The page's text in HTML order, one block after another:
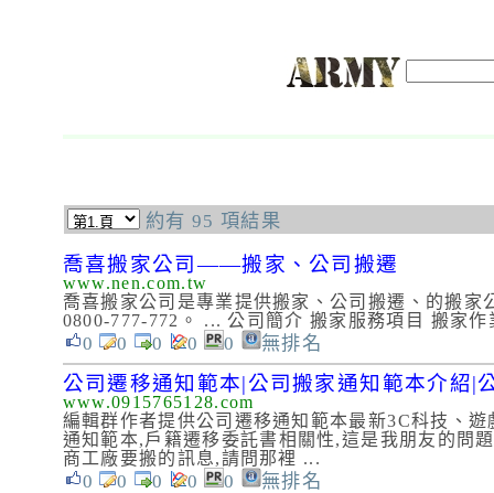
約有 95 項結果
喬喜搬家公司——搬家、公司搬遷
www.nen.com.tw
喬喜搬家公司是專業提供搬家、公司搬遷、的搬
0800-777-772。 ... 公司簡介 搬家服務項目 搬家
0 0 0 0 0 無排名
公司遷移通知範本|公司搬家通知範本介紹|
www.0915765128.com
編輯群作者提供公司遷移通知範本最新3C科技、
通知範本,戶籍遷移委託書相關性,這是我朋友的問
商工廠要搬的訊息,請問那裡 ...
0 0 0 0 0 無排名